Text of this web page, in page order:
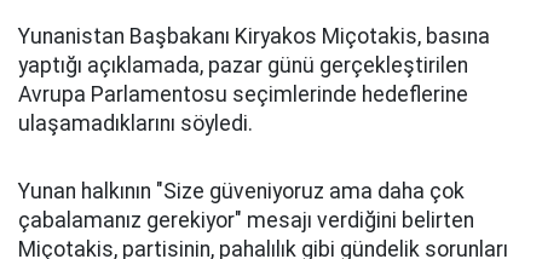
Yunanistan Başbakanı Kiryakos Miçotakis, basına
yaptığı açıklamada, pazar günü gerçekleştirilen
Avrupa Parlamentosu seçimlerinde hedeflerine
ulaşamadıklarını söyledi.
Yunan halkının "Size güveniyoruz ama daha çok
çabalamanız gerekiyor" mesajı verdiğini belirten
Miçotakis, partisinin, pahalılık gibi gündelik sorunları